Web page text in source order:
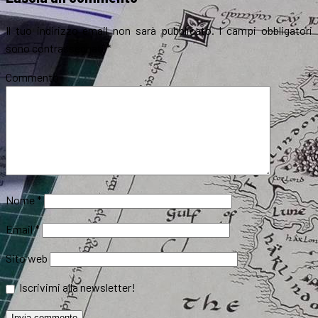
Il tuo indirizzo email non sarà pubblicato. I campi obbligatori
sono contrassegnati*
Commento*
Nome*
Email*
Sito web
Iscrivimi alla newsletter!